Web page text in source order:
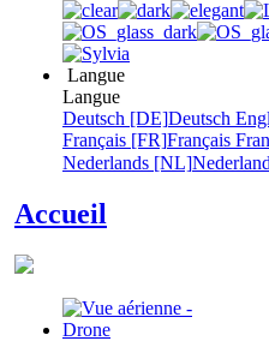
Langue
Langue
Deutsch [DE]Deutsch
Français [FR]Français
Nederlands [NL]
Accueil